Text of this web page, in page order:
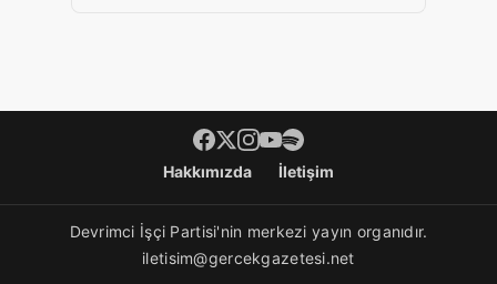
Footer menüHakkımızda İletişim
Devrimci İşçi Partisi'nin merkezi yayın organıdır.
iletisim@gercekgazetesi.net